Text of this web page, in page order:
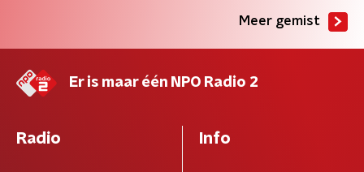
Meer gemist
Er is maar één NPO Radio 2
Radio Info